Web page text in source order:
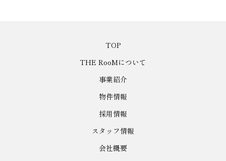
TOP
THE RooMについて
事業紹介
物件情報
採用情報
スタッフ情報
会社概要